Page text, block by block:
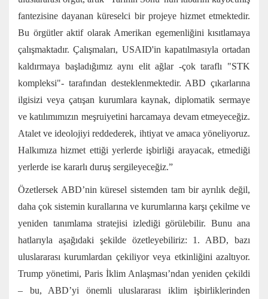
fantezisine dayanan küreselci bir projeye hizmet etmektedir.
Bu örgütler aktif olarak Amerikan egemenliğini kısıtlamaya
çalışmaktadır. Çalışmaları, USAID'in kapatılmasıyla ortadan
kaldırmaya başladığımız aynı elit ağlar -çok taraflı "STK
kompleksi"- tarafından desteklenmektedir. ABD çıkarlarına
ilgisizi veya çatışan kurumlara kaynak, diplomatik sermaye
ve katılımımızın meşruiyetini harcamaya devam etmeyeceğiz.
Atalet ve ideolojiyi reddederek, ihtiyat ve amaca yöneliyoruz.
Halkımıza hizmet ettiği yerlerde işbirliği arayacak, etmediği
yerlerde ise kararlı duruş sergileyeceğiz.”
Özetlersek ABD’nin küresel sistemden tam bir ayrılık değil,
daha çok sistemin kurallarına ve kurumlarına karşı çekilme ve
yeniden tanımlama stratejisi izlediği görülebilir. Bunu ana
hatlarıyla aşağıdaki şekilde özetleyebiliriz: 1. ABD, bazı
uluslararası kurumlardan çekiliyor veya etkinliğini azaltıyor.
Trump yönetimi, Paris İklim Anlaşması’ndan yeniden çekildi
– bu, ABD’yi önemli uluslararası iklim işbirliklerinden